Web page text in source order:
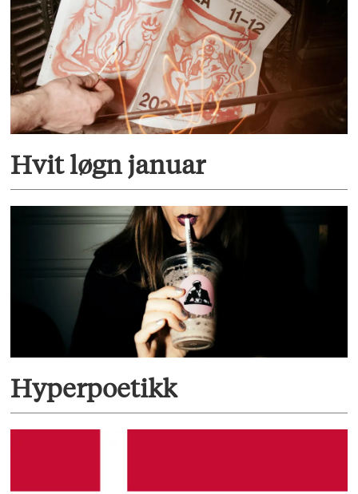
Hvit løgn januar
Hyperpoetikk